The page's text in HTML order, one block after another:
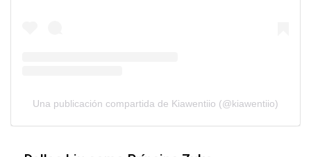
Una publicación compartida de Kiawentiio (@kiawentiio)